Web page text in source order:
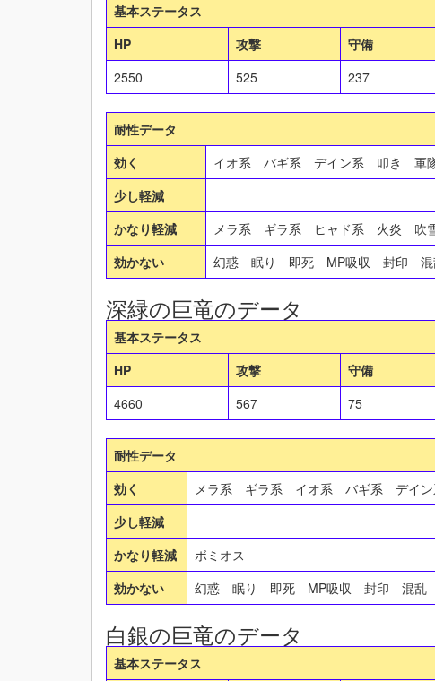
基本ステータス
HP
攻撃 守備
2550
525 237
耐性データ
効く
イオ系 バギ系 デイン系 叩き 軍
少し軽減
かなり軽減
メラ系 ギラ系 ヒャド系 火炎 吹
効かない
幻惑 眠り 即死 MP吸収 封印
深緑の巨竜のデータ
基本ステータス
HP
攻撃 守備
4660
567 75
耐性データ
効く
メラ系 ギラ系 イオ系 バギ系 デ
少し軽減
かなり軽減
ボミオス
効かない
幻惑 眠り 即死 MP吸収 封印 混
白銀の巨竜のデータ
基本ステータス